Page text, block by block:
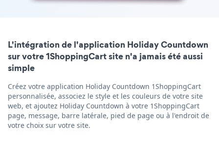
L'intégration de l'application Holiday Countdown
sur votre 1ShoppingCart site n'a jamais été aussi
simple
Créez votre application Holiday Countdown 1ShoppingCart
personnalisée, associez le style et les couleurs de votre site
web, et ajoutez Holiday Countdown à votre 1ShoppingCart
page, message, barre latérale, pied de page ou à l'endroit de
votre choix sur votre site.